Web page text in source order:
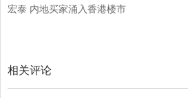
宏泰 内地买家涌入香港楼市
相关评论